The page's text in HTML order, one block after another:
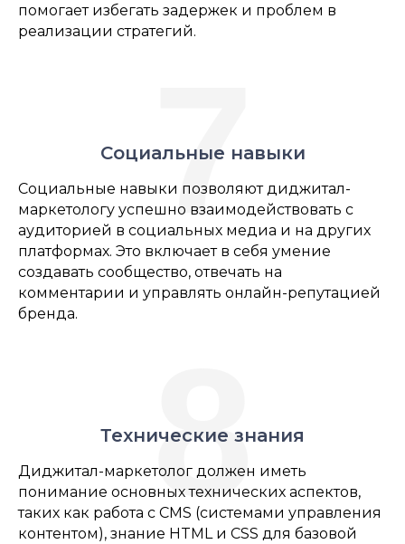
помогает избегать задержек и проблем в
реализации стратегий.
Социальные навыки
Социальные навыки позволяют диджитал-
маркетологу успешно взаимодействовать с
аудиторией в социальных медиа и на других
платформах. Это включает в себя умение
создавать сообщество, отвечать на
комментарии и управлять онлайн-репутацией
бренда.
7
Технические знания
Диджитал-маркетолог должен иметь
понимание основных технических аспектов,
таких как работа с CMS (системами управления
контентом), знание HTML и CSS для базовой
8